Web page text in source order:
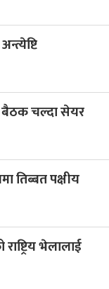
बैठक चल्दा सेयर
तिब्बत पक्षीय
भेलालाई